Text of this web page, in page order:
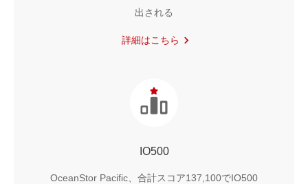
出される
詳細はこちら
IO500
OceanStor Pacific、合計スコア137,100でIO500